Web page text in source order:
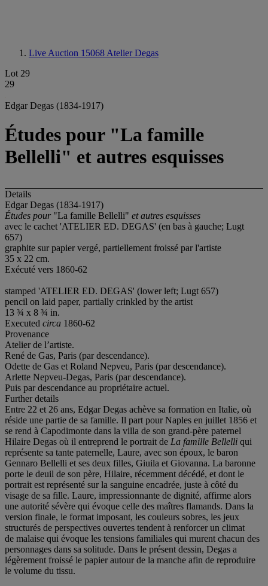
Live Auction 15068 Atelier Degas
Lot 29
29
Edgar Degas (1834-1917)
Études pour "La famille
Bellelli" et autres esquisses
Details
Edgar Degas (1834-1917)
Études pour"La famille Bellelli" et autres esquisses
avec le cachet 'ATELIER ED. DEGAS' (en bas à gauche; Lugt
657)
graphite sur papier vergé, partiellement froissé par l'artiste
35 x 22 cm.
Exécuté vers 1860-62
stamped 'ATELIER ED. DEGAS' (lower left; Lugt 657)
pencil on laid paper, partially crinkled by the artist
13 ¾ x 8 ¾ in.
Executed circa 1860-62
Provenance
Atelier de l’artiste.
René de Gas, Paris (par descendance).
Odette de Gas et Roland Nepveu, Paris (par descendance).
Arlette Nepveu-Degas, Paris (par descendance).
Puis par descendance au propriétaire actuel.
Further details
Entre 22 et 26 ans, Edgar Degas achève sa formation en Italie, où
réside une partie de sa famille. Il part pour Naples en juillet 1856 et
se rend à Capodimonte dans la villa de son grand-père paternel
Hilaire Degas où il entreprend le portrait de La famille Bellelli qui
représente sa tante paternelle, Laure, avec son époux, le baron
Gennaro Bellelli et ses deux filles, Giuila et Giovanna. La baronne
porte le deuil de son père, Hilaire, récemment décédé, et dont le
portrait est représenté sur la sanguine encadrée, juste à côté du
visage de sa fille. Laure, impressionnante de dignité, affirme alors
une autorité sévère qui évoque celle des maîtres flamands. Dans la
version finale, le format imposant, les couleurs sobres, les jeux
structurés de perspectives ouvertes tendent à renforcer un climat
de malaise qui évoque les tensions familiales qui murent chacun des
personnages dans sa solitude. Dans le présent dessin, Degas a
légèrement froissé le papier autour de la manche afin de reproduire
le volume du tissu.